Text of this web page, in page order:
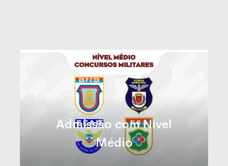
Admissão com Nível
Médio